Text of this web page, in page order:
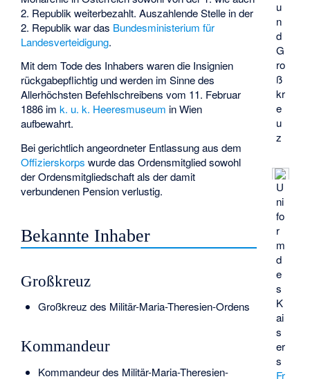
u
n
d
G
ro
ß
kr
e
u
z
U
ni
fo
r
m
d
e
s
K
ai
s
er
s
Fr
2. Republik weiterbezahlt. Auszahlende Stelle in der
2. Republik war das Bundesministerium für
Landesverteidigung.
Mit dem Tode des Inhabers waren die Insignien
rückgabepflichtig und werden im Sinne des
Allerhöchsten Befehlschreibens vom 11. Februar
1886 imk. u. k. Heeresmuseum in Wien
aufbewahrt.
Bei gerichtlich angeordneter Entlassung aus dem
Offizierskorps wurde das Ordensmitglied sowohl
der Ordensmitgliedschaft als der damit
verbundenen Pension verlustig.
Bekannte Inhaber
Großkreuz
Großkreuz des Militär-Maria-Theresien-Ordens
Kommandeur
Kommandeur des Militär-Maria-Theresien-